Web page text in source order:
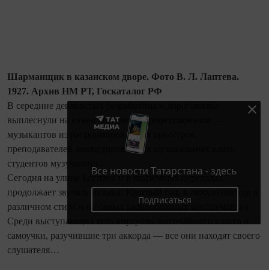
Шарманщик в казанском дворе. Фото В. Л. Лаптева.
1927. Архив НМ РТ, Госкаталог РФ
В середине девяностых безработица и дороговизна
выплеснули на казанские улицы профессионалов —
музыкантов из расформированных оркестров,
преподавателей ликвидированных музыкальных школ,
студентов музучилищ…
Сегодня на улице Баумана и в подземных переходах
продолжает звучать музыка. Круглый год, в любую погоду, в
различном стиле и на самых разнообразных инструментах.
Среди выступающих есть виртуозы высочайшего класса и
самоучки, разучившие три аккорда — все они находят своего
слушателя…
Все новости Татарстана - здесь
Подписаться